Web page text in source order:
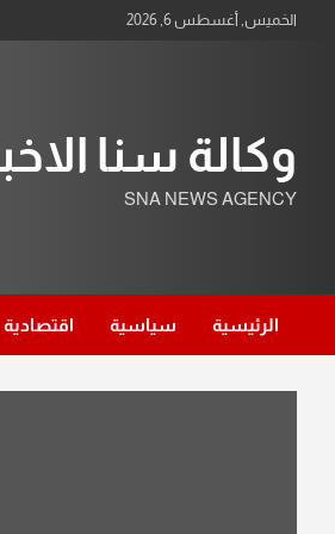
الخميس, أغسطس 6, 2026
وكالة سنا
SNA NEWS AGENCY
الرئيسية سياسية اقتصادية